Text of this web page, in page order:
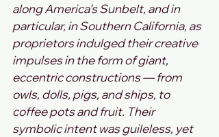
along America’s Sunbelt, and in
particular, in Southern California, as
proprietors indulged their creative
impulses in the form of giant,
eccentric constructions — from
owls, dolls, pigs, and ships, to
coffee pots and fruit. Their
symbolic intent was guileless, yet